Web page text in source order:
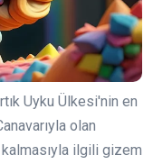
Uyku Ülkesi'nin en
olan
ilgili gizem